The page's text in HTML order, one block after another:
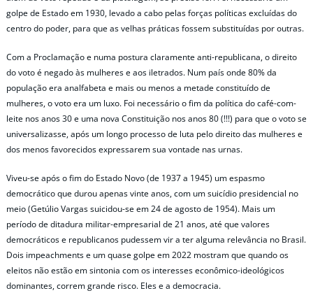
golpe de Estado em 1930, levado a cabo pelas forças políticas excluídas do
centro do poder, para que as velhas práticas fossem substituídas por outras.
Com a Proclamação e numa postura claramente anti-republicana, o direito
do voto é negado às mulheres e aos iletrados. Num país onde 80% da
população era analfabeta e mais ou menos a metade constituído de
mulheres, o voto era um luxo. Foi necessário o fim da política do café-com-
leite nos anos 30 e uma nova Constituição nos anos 80 (!!!) para que o voto se
universalizasse, após um longo processo de luta pelo direito das mulheres e
dos menos favorecidos expressarem sua vontade nas urnas.
Viveu-se após o fim do Estado Novo (de 1937 a 1945) um espasmo
democrático que durou apenas vinte anos, com um suicídio presidencial no
meio (Getúlio Vargas suicidou-se em 24 de agosto de 1954). Mais um
período de ditadura militar-empresarial de 21 anos, até que valores
democráticos e republicanos pudessem vir a ter alguma relevância no Brasil.
Dois impeachments e um quase golpe em 2022 mostram que quando os
eleitos não estão em sintonia com os interesses econômico-ideológicos
dominantes, correm grande risco. Eles e a democracia.